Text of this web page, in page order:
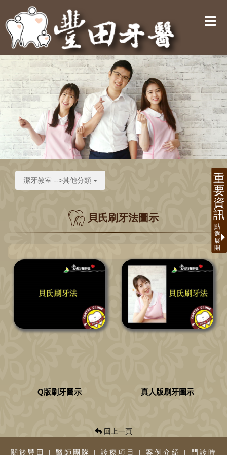
潔牙教室 -->其他分類
貝氏刷牙法圖示
Q版刷牙圖示 真人版刷牙圖示
回上一頁
關於豐田 | 醫師團隊 | 診療項目 | 案例介紹 | 門診時